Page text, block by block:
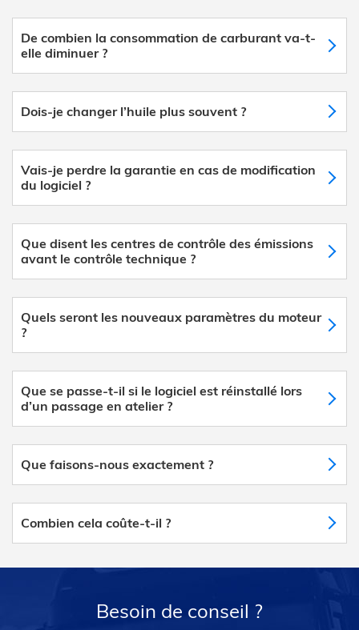
De combien la consommation de carburant va-t-
elle diminuer ?
Dois-je changer l’huile plus souvent ?
Vais-je perdre la garantie en cas de modification
du logiciel ?
Que disent les centres de contrôle des émissions
avant le contrôle technique ?
Quels seront les nouveaux paramètres du moteur
?
Que se passe-t-il si le logiciel est réinstallé lors
d’un passage en atelier ?
Que faisons-nous exactement ?
Combien cela coûte-t-il ?
Besoin de conseil ?